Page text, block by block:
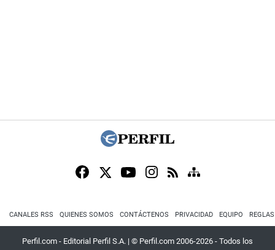
CANALES RSS QUIENES SOMOS CONTÁCTENOS PRIVACIDAD EQUIPO
Perfil.com - Editorial Perfil S.A. | © Perfil.com 2006-2026 - Todos los